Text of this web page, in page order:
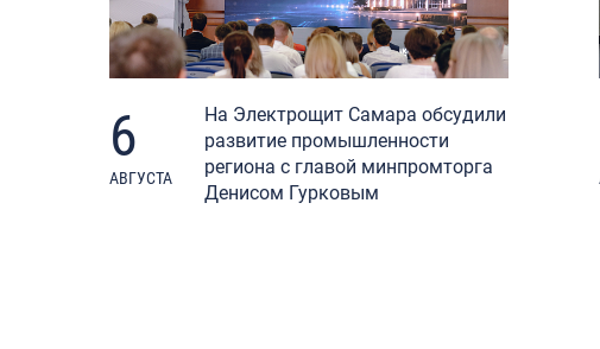
6
АВГУСТА
На Электрощит Самара обсудили
развитие промышленности
региона с главой минпромторга
Денисом Гурковым